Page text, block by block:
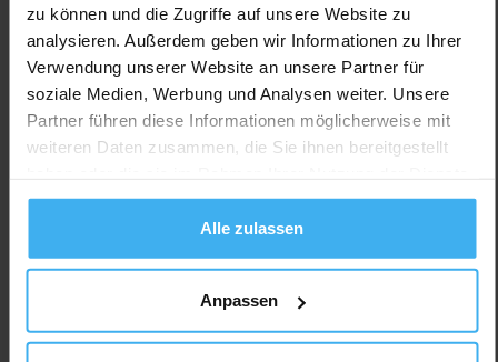
zu können und die Zugriffe auf unsere Website zu
analysieren. Außerdem geben wir Informationen zu Ihrer
Verwendung unserer Website an unsere Partner für
soziale Medien, Werbung und Analysen weiter. Unsere
Partner führen diese Informationen möglicherweise mit
weiteren Daten zusammen, die Sie ihnen bereitgestellt
gesammelt haben.
Alle zulassen
Anpassen
Noch keine Bewertung
Hebelstr. 3, 68161 Mannheim (Oststadt), Deutschland
Jetzt Anrufen
Auf Karte Anzeigen